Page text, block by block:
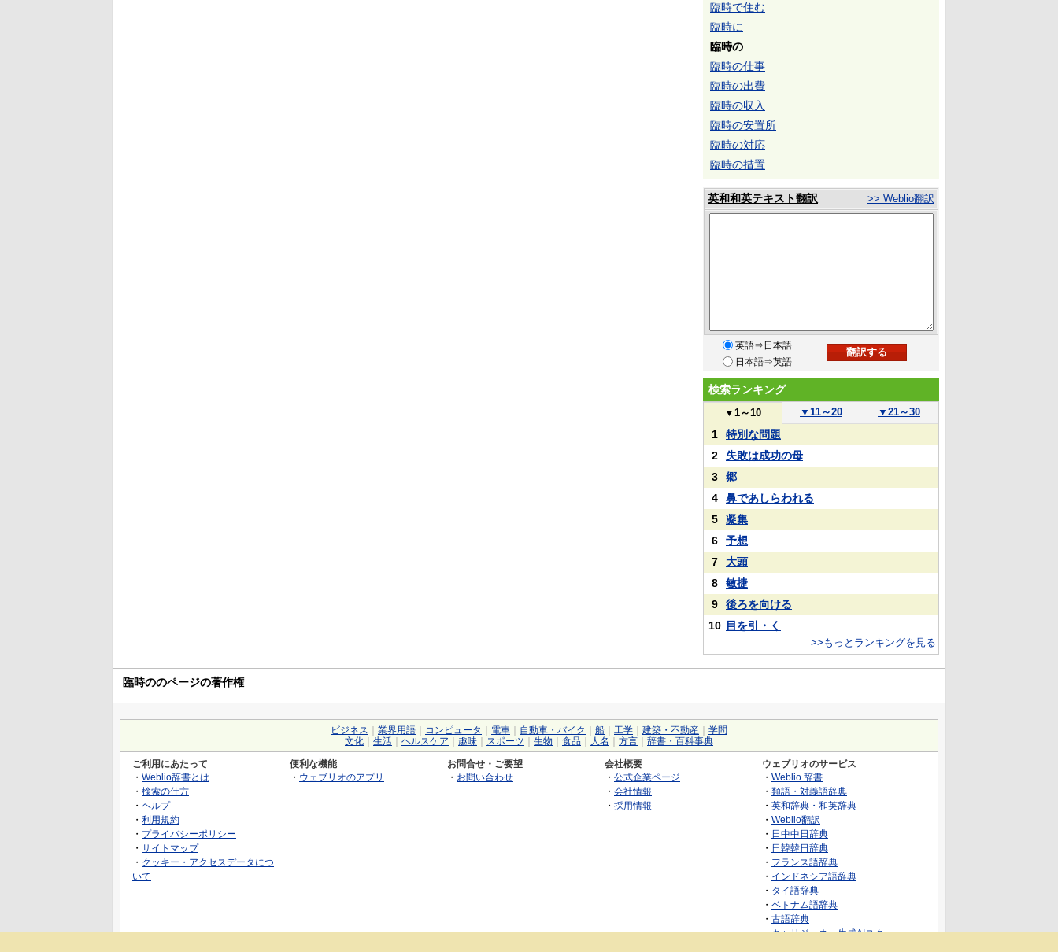
臨時で住む
臨時に
臨時の
臨時の仕事
臨時の出費
臨時の収入
臨時の安置所
臨時の対応
臨時の措置
英和和英テキスト翻訳 >> Weblio翻訳
英語⇒日本語
日本語⇒英語
検索ランキング
▼ 1～10 ▼ 11～20 ▼ 21～30
1
特別な問題
2
失敗は成功の母
3
郷
4
鼻であしらわれる
5
凝集
6
予想
7
大頭
8
敏捷
9
後ろを向ける
10 目を引・く
>>もっとランキングを見る
臨時ののページの著作権
ビジネス 業界用語 コンピュータ 電車 自動車・バイク 船 工学 建築・不動産
学問
文化
生活 ヘルスケア 趣味 スポーツ 生物 食品 人名 方言 辞書・百科事典
ご利用にあたって
・ Weblio辞書とは
・ 検索の仕方
・ ヘルプ
・ 利用規約
・ プライバシーポリシー
・ サイトマップ
・ クッキー・アクセスデータにつ
いて
便利な機能
・ ウェブリオのアプリ
お問合せ・ご要望
・ お問い合わせ
会社概要
・ 公式企業ページ
・ 会社情報
・ 採用情報
ウェブリオのサービス
・ Weblio 辞書
・ 類語・対義語辞典
・ 英和辞典・和英辞典
・ Weblio翻訳
・ 日中中日辞典
・ 日韓韓日辞典
・ フランス語辞典
・ インドネシア語辞典
・ タイ語辞典
・ ベトナム語辞典
・ 古語辞典
・キャリジェネ～生成AIスクー